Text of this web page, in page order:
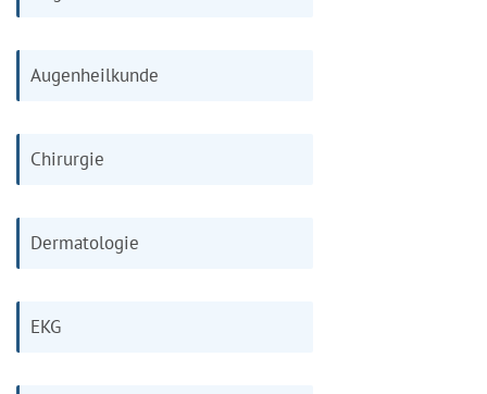
Augenheilkunde
Chirurgie
Dermatologie
EKG